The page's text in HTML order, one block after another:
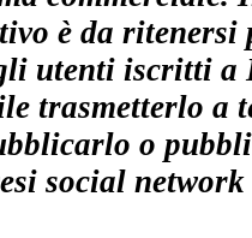
è da ritenersi
utenti iscritti a
trasmetterlo a
o
social